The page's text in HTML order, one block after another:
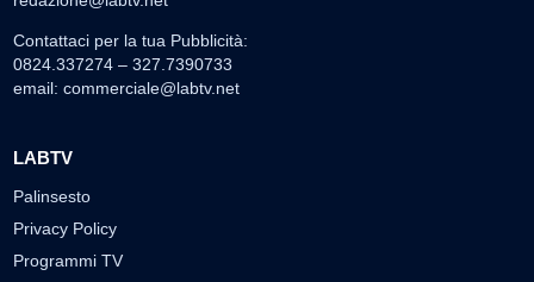
Contattaci per la tua Pubblicità:
0824.337274 – 327.7390733
email: commerciale@labtv.net
LABTV
Palinsesto
Privacy Policy
Programmi TV